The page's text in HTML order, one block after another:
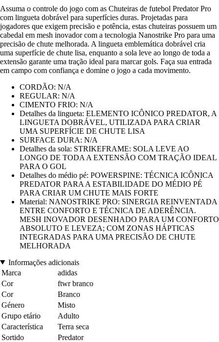
Assuma o controle do jogo com as Chuteiras de futebol Predator Pro
com lingueta dobrável para superfícies duras. Projetadas para
jogadores que exigem precisão e potência, estas chuteiras possuem um
cabedal em mesh inovador com a tecnologia Nanostrike Pro para uma
precisão de chute melhorada. A lingueta emblemática dobrável cria
uma superfície de chute lisa, enquanto a sola leve ao longo de toda a
extensão garante uma tração ideal para marcar gols. Faça sua entrada
em campo com confiança e domine o jogo a cada movimento.
CORDÃO: N/A
REGULAR: N/A
CIMENTO FRIO: N/A
Detalhes da lingueta: ELEMENTO ICÔNICO PREDATOR, A
LINGUETA DOBRÁVEL, UTILIZADA PARA CRIAR
UMA SUPERFÍCIE DE CHUTE LISA
SURFACE DURA: N/A
Detalhes da sola: STRIKEFRAME: SOLA LEVE AO
LONGO DE TODA A EXTENSÃO COM TRAÇÃO IDEAL
PARA O GOL
Detalhes do médio pé: POWERSPINE: TÉCNICA ICÔNICA
PREDATOR PARA A ESTABILIDADE DO MÉDIO PÉ
PARA CRIAR UM CHUTE MAIS FORTE
Material: NANOSTRIKE PRO: SINERGIA REINVENTADA
ENTRE CONFORTO E TÉCNICA DE ADERÊNCIA.
MESH INOVADOR DESENHADO PARA UM CONFORTO
ABSOLUTO E LEVEZA; COM ZONAS HÁPTICAS
INTEGRADAS PARA UMA PRECISÃO DE CHUTE
MELHORADA
Informações adicionais
Marca
adidas
Cor
ftwr branco
Cor
Branco
Género
Misto
Grupo etário
Adulto
Característica
Terra seca
Sortido
Predator